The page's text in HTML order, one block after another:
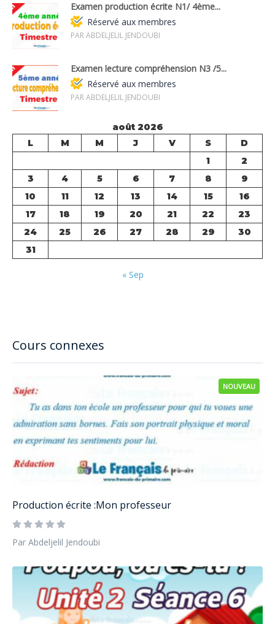
Cours connexes
NOUVEAU
Production écrite :Mon professeur
Par Abdeljelil Jendoubi
Examen production écrite N1/ 4ème...
Réservé aux membres
PAR ABDELJELIL JENDOUBI
Examen lecture compréhension N3 /5...
Réservé aux membres
PAR ABDELJELIL JENDOUBI
août 2026
L
M M J V S
D
1
2
3
4 5 6 7 8
9
10
11 12 13 14 15
16
17
18 19 20 21 22
23
24
25 26 27 28 29
30
31
« Sep